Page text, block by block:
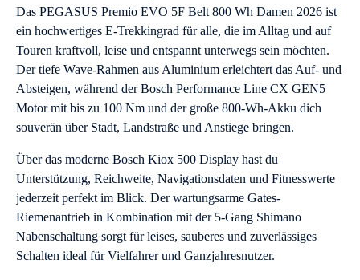
Das PEGASUS Premio EVO 5F Belt 800 Wh Damen 2026 ist
ein hochwertiges E-Trekkingrad für alle, die im Alltag und auf
Touren kraftvoll, leise und entspannt unterwegs sein möchten.
Der tiefe Wave-Rahmen aus Aluminium erleichtert das Auf- und
Absteigen, während der Bosch Performance Line CX GEN5
Motor mit bis zu 100 Nm und der große 800-Wh-Akku dich
souverän über Stadt, Landstraße und Anstiege bringen.
Über das moderne Bosch Kiox 500 Display hast du
Unterstützung, Reichweite, Navigationsdaten und Fitnesswerte
jederzeit perfekt im Blick. Der wartungsarme Gates-
Riemenantrieb in Kombination mit der 5-Gang Shimano
Nabenschaltung sorgt für leises, sauberes und zuverlässiges
Schalten ideal für Vielfahrer und Ganzjahresnutzer.